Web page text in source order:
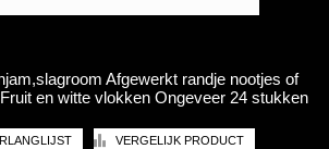
Afgewerkt randje nootjes of
en witte vlokken Ongeveer 24 stukken